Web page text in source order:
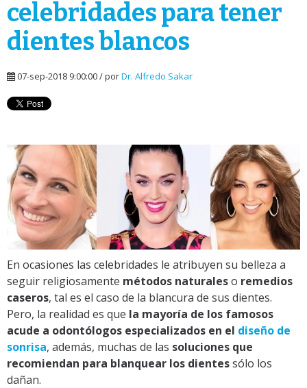
celebridades para tener
dientes blancos
07-sep-2018 9:00:00 / porDr. Alfredo Sakar
En ocasiones las celebridades le atribuyen su belleza a
seguir religiosamente métodos naturaleso remedios
caseros, tal es el caso de la blancura de sus dientes.
Pero, la realidad es que la mayoría de los famosos
acude a odontólogos especializados en el diseño de
sonrisa, además, muchas de las soluciones que
recomiendan para blanquear los dientessólo los
dañan.